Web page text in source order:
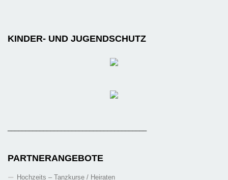
KINDER- UND JUGENDSCHUTZ
PARTNERANGEBOTE
Hochzeits – Tanzkurse / Heiraten